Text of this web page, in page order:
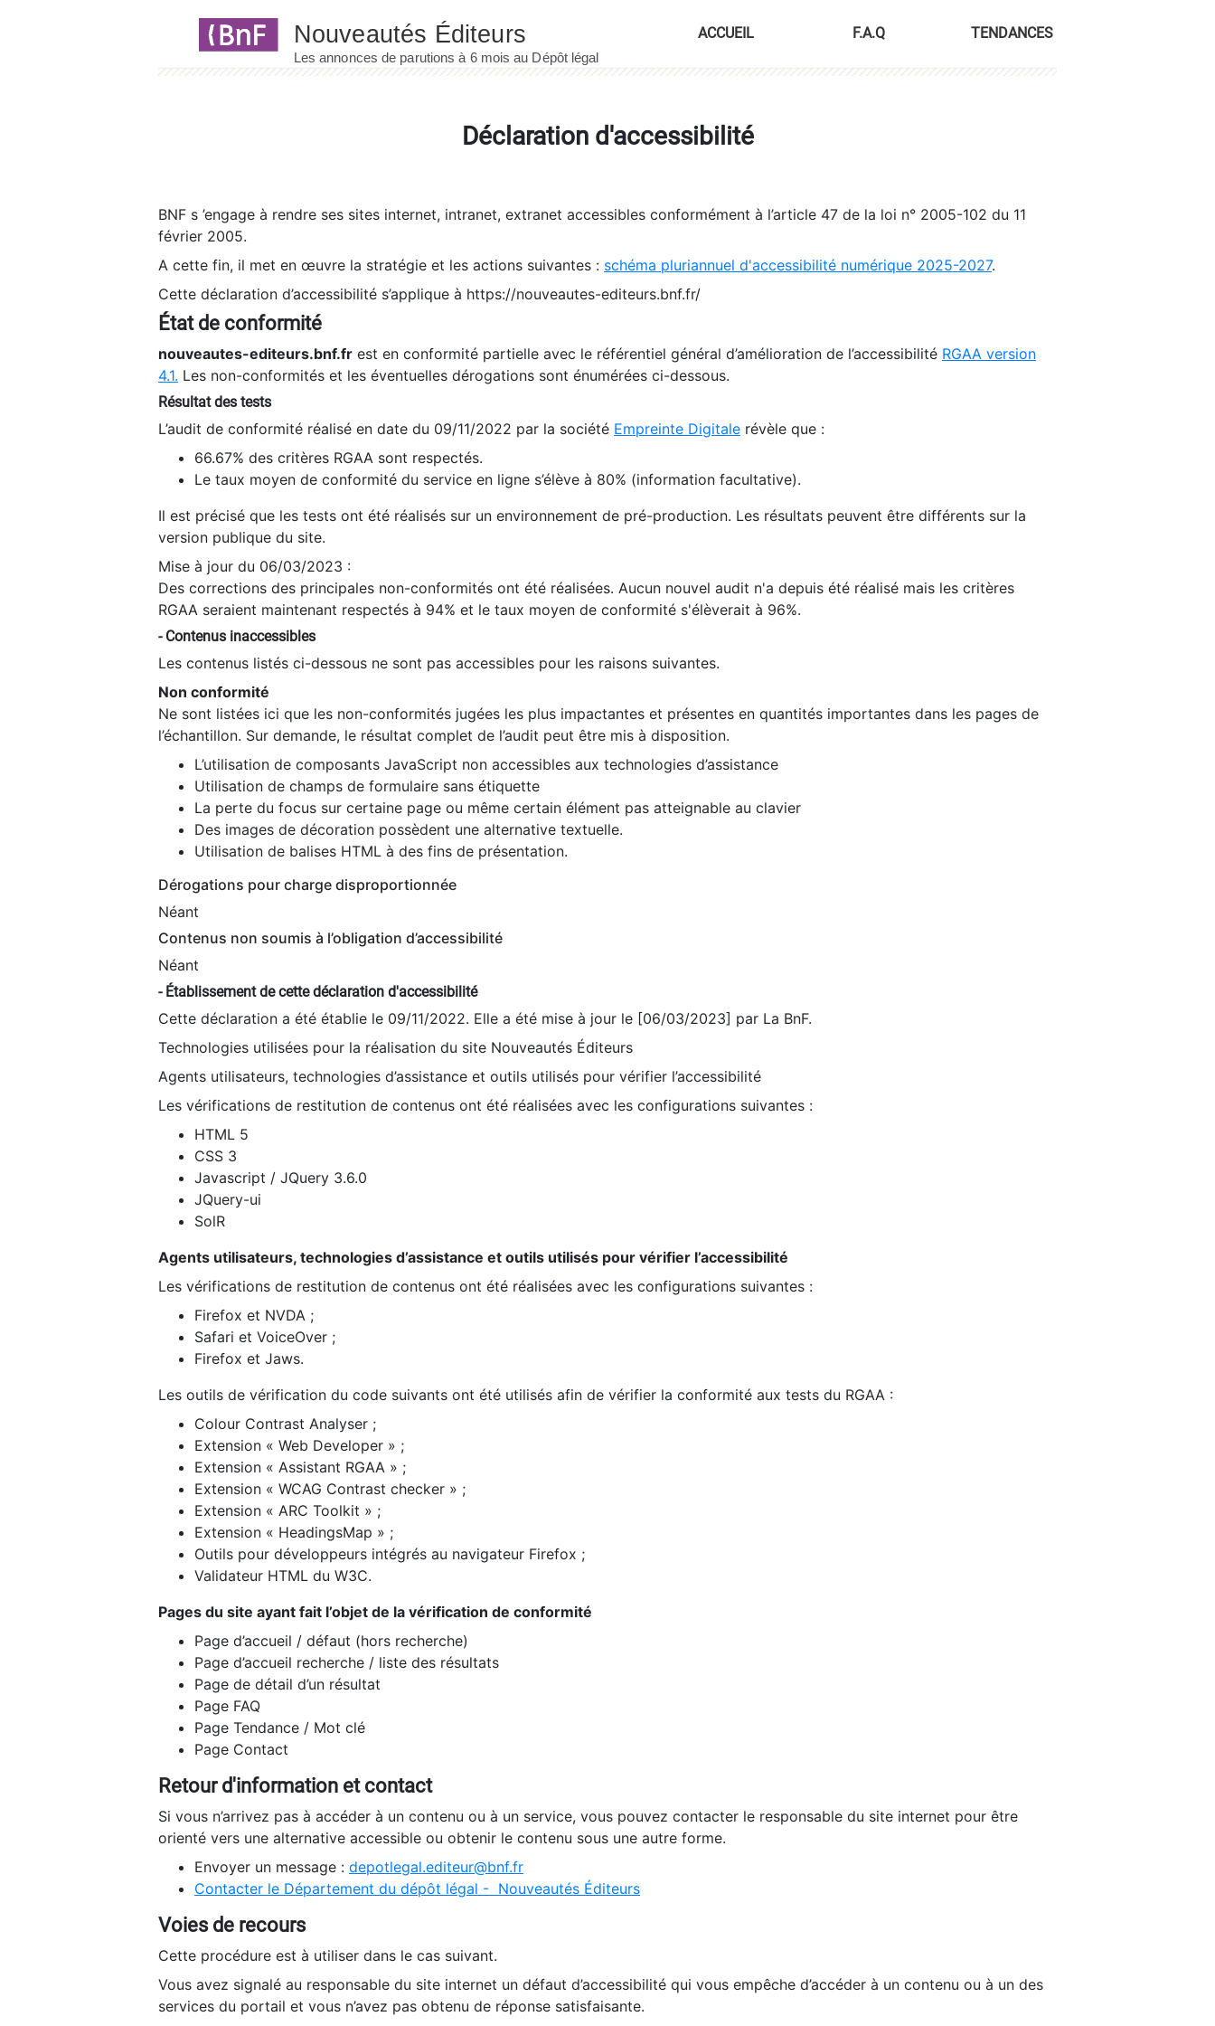
ACCUEIL F.A.Q TENDANCES
Déclaration d'accessibilité
BNF s ’engage à rendre ses sites internet, intranet, extranet accessibles conformément à l’article 47 de la loi n° 2005-102 du 11
février 2005.
A cette fin, il met en œuvre la stratégie et les actions suivantes : schéma pluriannuel d'accessibilité numérique 2025-2027.
Cette déclaration d’accessibilité s’applique à https://nouveautes-editeurs.bnf.fr/
État de conformité
nouveautes-editeurs.bnf.fr est en conformité partielle avec le référentiel général d’amélioration de l’accessibilité RGAA version
4.1. Les non-conformités et les éventuelles dérogations sont énumérées ci-dessous.
Résultat des tests
L’audit de conformité réalisé en date du 09/11/2022 par la société Empreinte Digitale révèle que :
66.67% des critères RGAA sont respectés.
Le taux moyen de conformité du service en ligne s’élève à 80% (information facultative).
Il est précisé que les tests ont été réalisés sur un environnement de pré-production. Les résultats peuvent être différents sur la
version publique du site.
Mise à jour du 06/03/2023 :
Des corrections des principales non-conformités ont été réalisées. Aucun nouvel audit n'a depuis été réalisé mais les critères
RGAA seraient maintenant respectés à 94% et le taux moyen de conformité s'élèverait à 96%.
- Contenus inaccessibles
Les contenus listés ci-dessous ne sont pas accessibles pour les raisons suivantes.
Non conformité
Ne sont listées ici que les non-conformités jugées les plus impactantes et présentes en quantités importantes dans les pages de
l’échantillon. Sur demande, le résultat complet de l’audit peut être mis à disposition.
L’utilisation de composants JavaScript non accessibles aux technologies d’assistance
Utilisation de champs de formulaire sans étiquette
La perte du focus sur certaine page ou même certain élément pas atteignable au clavier
Des images de décoration possèdent une alternative textuelle.
Utilisation de balises HTML à des fins de présentation.
Dérogations pour charge disproportionnée
Néant
Contenus non soumis à l’obligation d’accessibilité
Néant
- Établissement de cette déclaration d'accessibilité
Cette déclaration a été établie le 09/11/2022. Elle a été mise à jour le [06/03/2023] par La BnF.
Technologies utilisées pour la réalisation du site Nouveautés Éditeurs
Agents utilisateurs, technologies d’assistance et outils utilisés pour vérifier l’accessibilité
Les vérifications de restitution de contenus ont été réalisées avec les configurations suivantes :
HTML 5
CSS 3
Javascript / JQuery 3.6.0
JQuery-ui
SolR
Agents utilisateurs, technologies d’assistance et outils utilisés pour vérifier l’accessibilité
Les vérifications de restitution de contenus ont été réalisées avec les configurations suivantes :
Firefox et NVDA ;
Safari et VoiceOver ;
Firefox et Jaws.
Les outils de vérification du code suivants ont été utilisés afin de vérifier la conformité aux tests du RGAA :
Colour Contrast Analyser ;
Extension « Web Developer » ;
Extension « Assistant RGAA » ;
Extension « WCAG Contrast checker » ;
Extension « ARC Toolkit » ;
Extension « HeadingsMap » ;
Outils pour développeurs intégrés au navigateur Firefox ;
Validateur HTML du W3C.
Pages du site ayant fait l’objet de la vérification de conformité
Page d’accueil / défaut (hors recherche)
Page d’accueil recherche / liste des résultats
Page de détail d’un résultat
Page FAQ
Page Tendance / Mot clé
Page Contact
Retour d'information et contact
Si vous n’arrivez pas à accéder à un contenu ou à un service, vous pouvez contacter le responsable du site internet pour être
orienté vers une alternative accessible ou obtenir le contenu sous une autre forme.
Envoyer un message : depotlegal.editeur@bnf.fr
Contacter le Département du dépôt légal - Nouveautés Éditeurs
Voies de recours
Cette procédure est à utiliser dans le cas suivant.
Vous avez signalé au responsable du site internet un défaut d’accessibilité qui vous empêche d’accéder à un contenu ou à un des
services du portail et vous n’avez pas obtenu de réponse satisfaisante.